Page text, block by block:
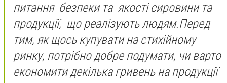
питання безпеки та якості сировини та
продукції, що реалізують людям.Перед
тим, як щось купувати на стихійному
ринку, потрібно добре подумати, чи варто
економити декілька гривень на продукції